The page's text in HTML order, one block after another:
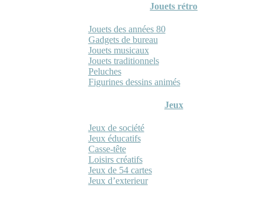
Jouets rétro
Jouets des années 80
Gadgets de bureau
Jouets musicaux
Jouets traditionnels
Peluches
Figurines dessins animés
Jeux
Jeux de société
Jeux éducatifs
Casse-tête
Loisirs créatifs
Jeux de 54 cartes
Jeux d’exterieur